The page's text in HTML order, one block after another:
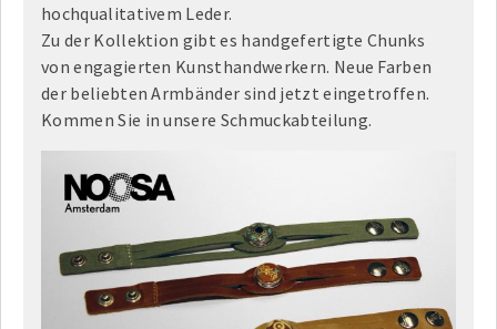
hochqualitativem Leder.
Zu der Kollektion gibt es handgefertigte Chunks
von engagierten Kunsthandwerkern. Neue Farben
der beliebten Armbänder sind jetzt eingetroffen.
Kommen Sie in unsere Schmuckabteilung.